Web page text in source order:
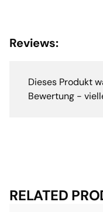
Reviews:
Dieses Produkt
Bewertung -
RELATED